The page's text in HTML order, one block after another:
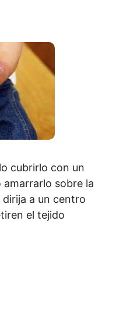
cubrirlo con un
sobre la
dirija a un centro
el tejido